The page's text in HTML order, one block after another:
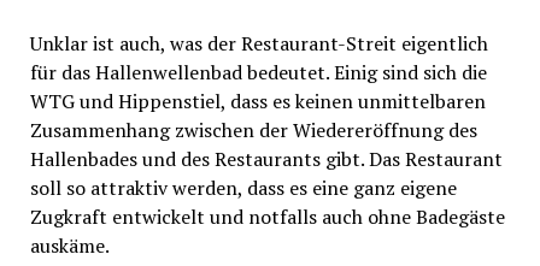
Unklar ist auch, was der Restaurant-Streit eigentlich
für das Hallenwellenbad bedeutet. Einig sind sich die
WTG und Hippenstiel, dass es keinen unmittelbaren
Zusammenhang zwischen der Wiedereröffnung des
Hallenbades und des Restaurants gibt. Das Restaurant
soll so attraktiv werden, dass es eine ganz eigene
Zugkraft entwickelt und notfalls auch ohne Badegäste
auskäme.